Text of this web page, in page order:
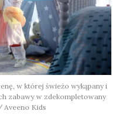
w której świeżo wykąpany i
zabawy w zdekompletowany
Aveeno Kids